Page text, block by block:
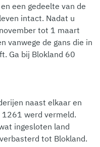
een gedeelte van de
intact. Nadat u
tot 1 maart
vanwege de gans die in
Ga bij Blokland 60
naast elkaar en
werd vermeld.
ingesloten land
tot Blokland.